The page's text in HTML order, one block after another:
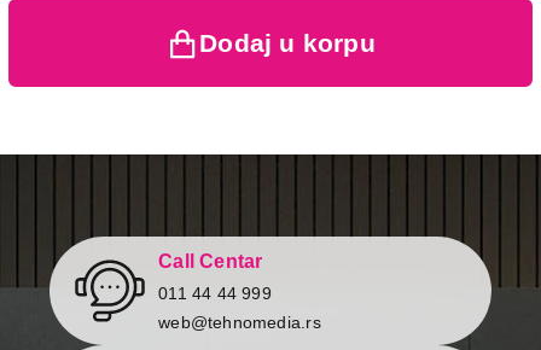
Dodaj u korpu
Call Centar
011 44 44 999
web@tehnomedia.rs